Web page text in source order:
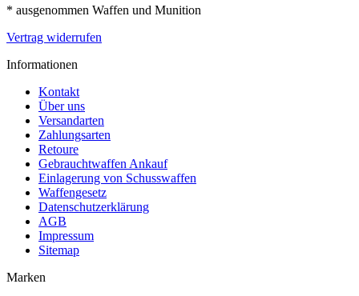
* ausgenommen Waffen und Munition
Vertrag widerrufen
Informationen
Kontakt
Über uns
Versandarten
Zahlungsarten
Retoure
Gebrauchtwaffen Ankauf
Einlagerung von Schusswaffen
Waffengesetz
Datenschutzerklärung
AGB
Impressum
Sitemap
Marken